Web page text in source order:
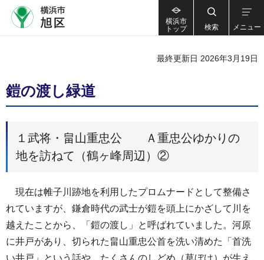
横浜市
トップ
検索 メニュー
最終更新日 2026年3月19日
鎧の渡し緑道
１武将・畠山重忠公 Ａ重忠公ゆかりの
地を訪ねて（鶴ヶ峰周辺）②
現在は帷子川跡地を利用したプロムナードとして整備さ
れていますが、鎌倉時代の武士が鎧を頭上にかざして川を
越えたことから、「鎧の渡し」と呼ばれていました。河原
に井戸があり、切られた畠山重忠公首を洗い清めた「首洗
い井戸」という話や、たくさんのしどめ（草ぼけ）が生え